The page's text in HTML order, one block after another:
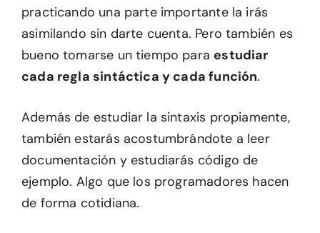
practicando una parte importante la irás
asimilando sin darte cuenta. Pero también es
bueno tomarse un tiempo para estudiar
cada regla sintáctica y cada función.
Además de estudiar la sintaxis propiamente,
también estarás acostumbrándote a leer
documentación y estudiarás código de
ejemplo. Algo que los programadores hacen
de forma cotidiana.